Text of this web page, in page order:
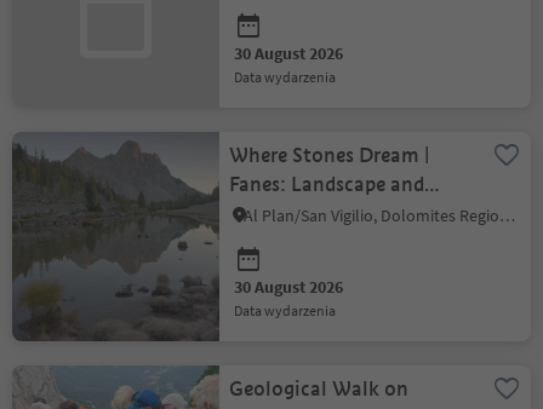
30 August 2026
data wydarzenia
Where Stones Dream |
Fanes: Landscape and
Myth
Al Plan/San Vigilio, Dolomites Region Kronplatz/Plan de Corones
30 August 2026
data wydarzenia
Geological Walk on